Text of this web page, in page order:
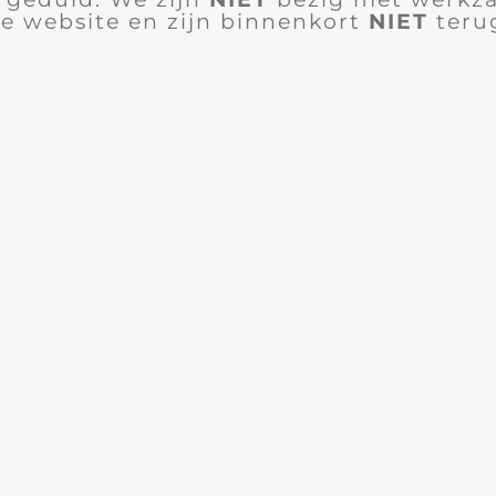
website en zijn binnenkort NIET